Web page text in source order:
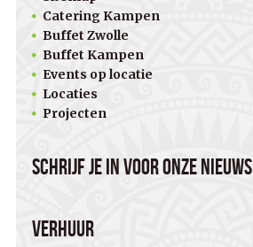
Catering Kampen
Buffet Zwolle
Buffet Kampen
Events op locatie
Locaties
Projecten
Schrijf je in voor onze
Verhuur